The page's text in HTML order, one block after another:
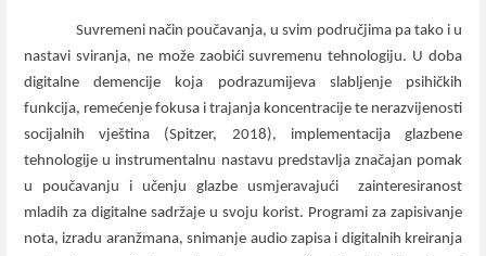
Suvremeni način poučavanja, u svim područjima pa tako i u
nastavi sviranja, ne može zaobići suvremenu tehnologiju. U doba
digitalne demencije koja podrazumijeva slabljenje psihičkih
funkcija, remećenje fokusa i trajanja koncentracije te nerazvijenosti
socijalnih vještina (Spitzer, 2018), implementacija glazbene
tehnologije u instrumentalnu nastavu predstavlja značajan pomak
u poučavanju i učenju glazbe usmjeravajući
zainteresiranost
mladih za digitalne sadržaje u svoju korist. Programi za zapisivanje
nota, izradu aranžmana, snimanje audio zapisa i digitalnih kreiranja